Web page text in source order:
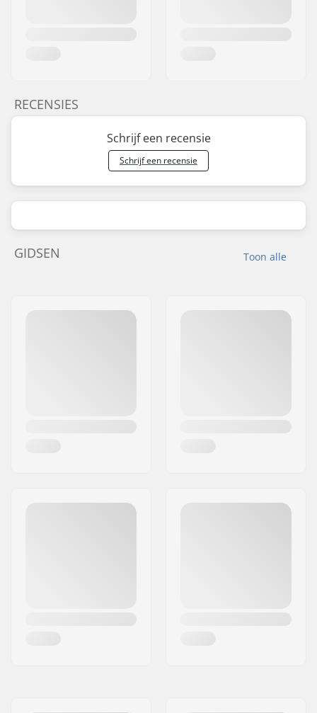
RECENSIES
Schrijf een recensie
Schrijf een recensie
Toon alle
GIDSEN